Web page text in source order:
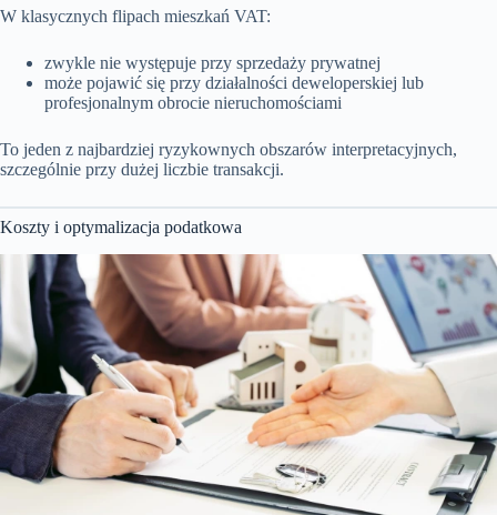
W klasycznych flipach mieszkań VAT:
zwykle nie występuje przy sprzedaży prywatnej
może pojawić się przy działalności deweloperskiej lub
profesjonalnym obrocie nieruchomościami
To jeden z najbardziej ryzykownych obszarów interpretacyjnych,
szczególnie przy dużej liczbie transakcji.
Koszty i optymalizacja podatkowa